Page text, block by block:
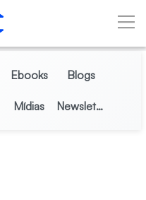
Ebooks Blogs
Mídias Newsletter